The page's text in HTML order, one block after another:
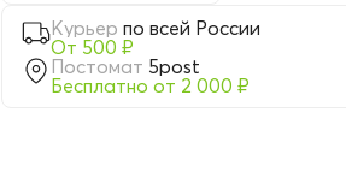
Курьер по всей России
От 500 ₽
Постомат 5post
Бесплатно от 2 000 ₽